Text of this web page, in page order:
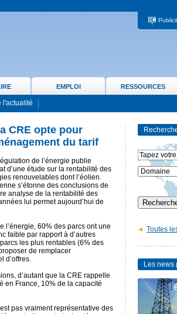
EMPLOI RESSOURCES
l'actualité
CRE opte pour
du tarif
de l’énergie publie
d’une étude sur la rentabilité des
renouvelables dont l’éolien.
s’étonne des conclusions de
analyse de la rentabilité des
lui permet aujourd’hui de
l’énergie, 60% des parcs ont une
faible par rapport à d’autres
les plus rentables (6% des
de remplacer
d’offres.
d’autant que la CRE rappelle
en France, 10% de la capacité
pas vraiment représentative des
Toutes
Les news